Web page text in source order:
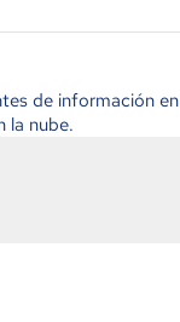
de información
la nube.